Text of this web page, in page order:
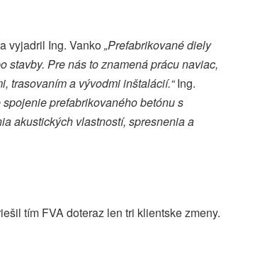
vyjadril Ing. Vanko„Prefabrikované diely
stavby. Pre nás to znamená prácu naviac,
trasovaním a vývodmi inštalácií.“Ing.
prefabrikovaného betónu s
akustických vlastností, spresnenia a
tím FVA doteraz len tri klientske zmeny.